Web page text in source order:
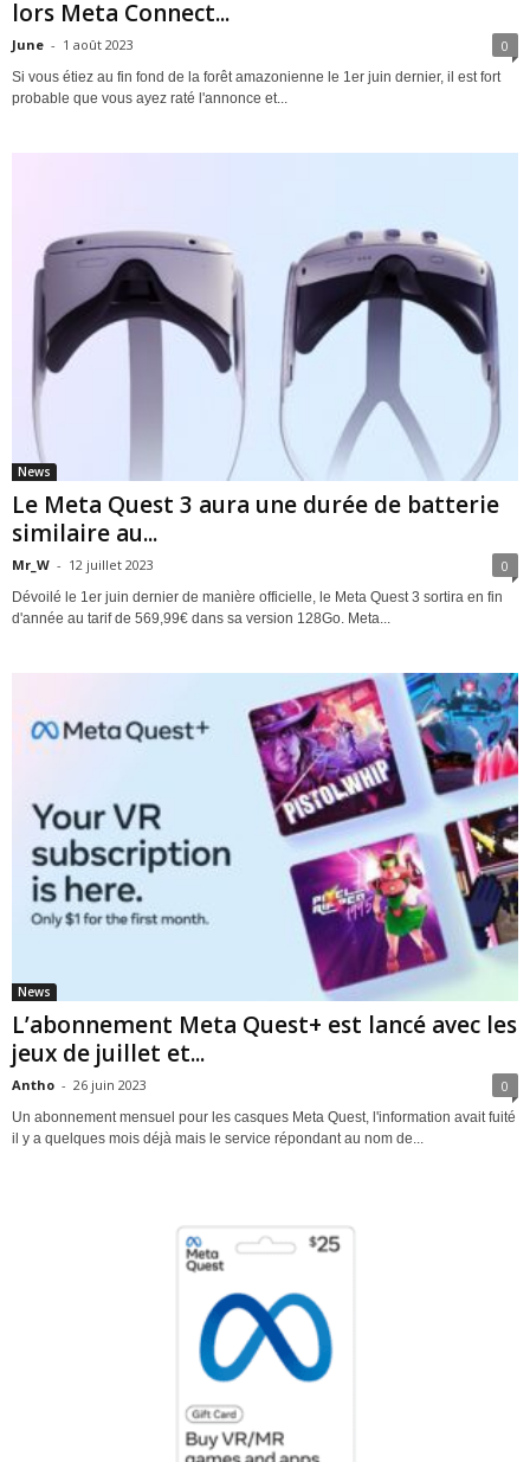
lors Meta Connect...
June - 1 août 2023 0
Si vous étiez au fin fond de la forêt amazonienne le 1er juin dernier, il est fort
probable que vous ayez raté l'annonce et...
News
Le Meta Quest 3 aura une durée de batterie
similaire au...
Mr_W - 12 juillet 2023 0
Dévoilé le 1er juin dernier de manière officielle, le Meta Quest 3 sortira en fin
d'année au tarif de 569,99€ dans sa version 128Go. Meta...
News
L’abonnement Meta Quest+ est lancé avec les
jeux de juillet et...
Antho - 26 juin 2023 0
Un abonnement mensuel pour les casques Meta Quest, l'information avait fuité
il y a quelques mois déjà mais le service répondant au nom de...